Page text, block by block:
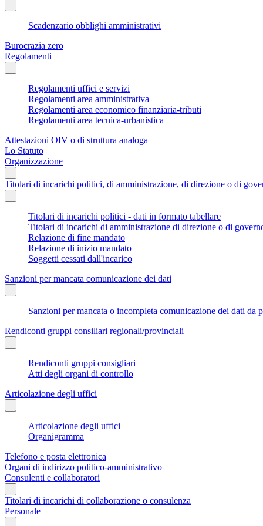
Scadenzario obblighi amministrativi
Burocrazia zero
Regolamenti
Regolamenti uffici e servizi
Regolamenti area amministrativa
Regolamenti area economico finanziaria-tributi
Regolamenti area tecnica-urbanistica
Attestazioni OIV o di struttura analoga
Lo Statuto
Organizzazione
Titolari di incarichi politici, di amministrazione, di direzione o di
Titolari di incarichi politici - dati in formato tabellare
Titolari di incarichi di amministrazione di direzione o di
Relazione di fine mandato
Relazione di inizio mandato
Soggetti cessati dall'incarico
Sanzioni per mancata comunicazione dei dati
Sanzioni per mancata o incompleta comunicazione dei dati
Rendiconti gruppi consiliari regionali/provinciali
Rendiconti gruppi consigliari
Atti degli organi di controllo
Articolazione degli uffici
Articolazione degli uffici
Organigramma
Telefono e posta elettronica
Organi di indirizzo politico-amministrativo
Consulenti e collaboratori
Titolari di incarichi di collaborazione o consulenza
Personale